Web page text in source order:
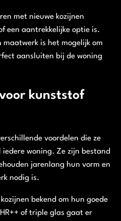
met nieuwe kozijnen
een aantrekkelijke optie is.
maatwerk is het mogelijk om
aansluiten bij de woning
kunststof
voordelen die ze
woning. Ze zijn bestand
jarenlang hun vorm en
nodig is.
bekend om hun goede
of triple glas gaat er